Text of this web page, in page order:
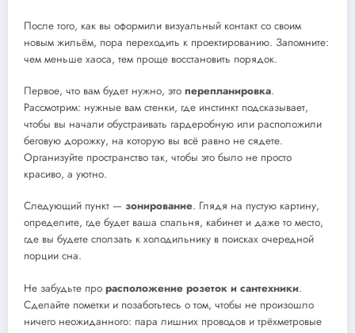
После того, как вы оформили визуальный контакт со своим
новым жильём, пора переходить к проектированию. Запомните:
чем меньше хаоса, тем проще восстановить порядок.
Первое, что вам будет нужно, это перепланировка.
Рассмотрим: нужные вам стенки, где инстинкт подсказывает,
чтобы вы начали обустраивать гардеробную или расположили
беговую дорожку, на которую вы всё равно не сядете.
Организуйте пространство так, чтобы это было не просто
красиво, а уютно.
Следующий пункт — зонирование. Глядя на пустую картину,
определите, где будет ваша спальня, кабинет и даже то место,
где вы будете сползать к холодильнику в поисках очередной
порции сна.
Не забудьте про расположение розеток и сантехники.
Сделайте пометки и позаботьтесь о том, чтобы не произошло
ничего неожиданного: пара лишних проводов и трёхметровые